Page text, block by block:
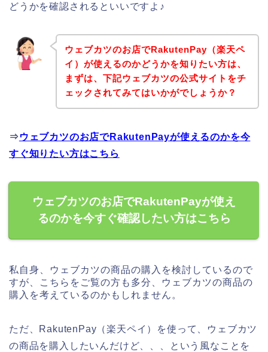
どうかを確認されるといいですよ♪
ウェブカツのお店でRakutenPay（楽天ペ
イ）が使えるのかどうかを知りたい方は、
まずは、下記ウェブカツの公式サイトをチ
ェックされてみてはいかがでしょうか？
⇒ ウェブカツのお店でRakutenPayが使えるのかを今
すぐ知りたい方はこちら
ウェブカツのお店でRakutenPayが使え
るのかを今すぐ確認したい方はこちら
私自身、ウェブカツの商品の購入を検討しているので
すが、こちらをご覧の方も多分、ウェブカツの商品の
購入を考えているのかもしれません。
ただ、RakutenPay（楽天ペイ）を使って、ウェブカツ
の商品を購入したいんだけど、、、という風なことを